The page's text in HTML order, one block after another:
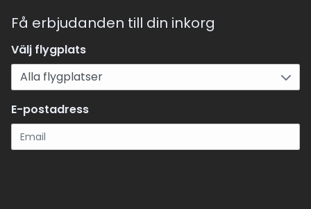
Få erbjudanden till din inkorg
Välj flygplats
E-postadress